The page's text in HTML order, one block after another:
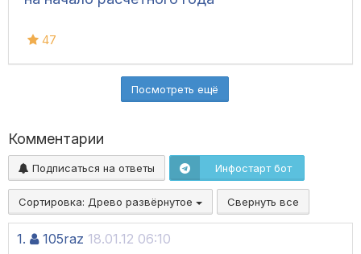
47
Посмотреть ещё
Комментарии
Подписаться на ответы Инфостарт бот
Сортировка: Древо развёрнутое Свернуть все
1. 105raz 18.01.12 06:10